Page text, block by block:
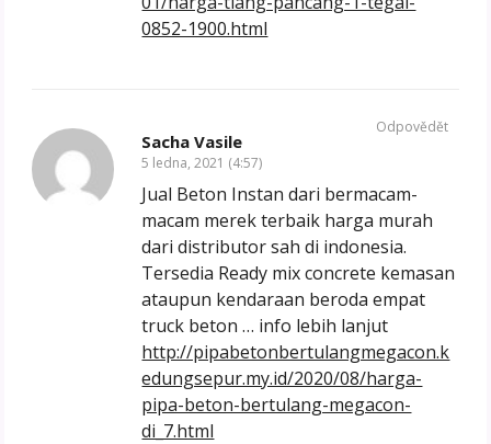
0852-1900.html
Sacha Vasile
5 ledna, 2021 (4:57)
Jual Beton Instan dari bermacam-
macam merek terbaik harga murah
dari distributor sah di indonesia.
Tersedia Ready mix concrete kemasan
ataupun kendaraan beroda empat
truck beton … info lebih lanjut
http://pipabetonbertulangmegacon.k
edungsepur.my.id/2020/08/harga-
pipa-beton-bertulang-megacon-
di_7.html
Odpovědět